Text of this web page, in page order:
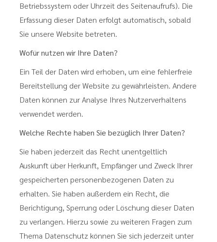
Betriebssystem oder Uhrzeit des Seitenaufrufs). Die
Erfassung dieser Daten erfolgt automatisch, sobald
Sie unsere Website betreten.
Wofür nutzen wir Ihre Daten?
Ein Teil der Daten wird erhoben, um eine fehlerfreie
Bereitstellung der Website zu gewährleisten. Andere
Daten können zur Analyse Ihres Nutzerverhaltens
verwendet werden.
Welche Rechte haben Sie bezüglich Ihrer Daten?
Sie haben jederzeit das Recht unentgeltlich
Auskunft über Herkunft, Empfänger und Zweck Ihrer
gespeicherten personenbezogenen Daten zu
erhalten. Sie haben außerdem ein Recht, die
Berichtigung, Sperrung oder Löschung dieser Daten
zu verlangen. Hierzu sowie zu weiteren Fragen zum
Thema Datenschutz können Sie sich jederzeit unter